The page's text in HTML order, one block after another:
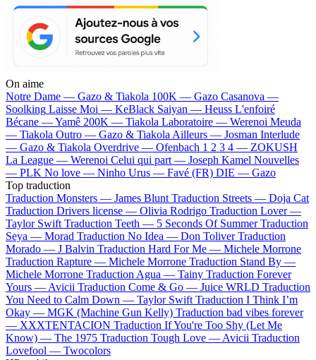
On aime
Notre Dame — Gazo & Tiakola 100K — Gazo Casanova —
Soolking Laisse Moi — KeBlack Saiyan — Heuss L'enfoiré
Bécane —Yamê 200K — Tiakola Laboratoire — Werenoi Meuda
— Tiakola Outro — Gazo & Tiakola Ailleurs — Josman Interlude
— Gazo & Tiakola Overdrive — Ofenbach 1 2 3 4 — ZOKUSH
La League — Werenoi Celui qui part — Joseph Kamel Nouvelles
— PLK No love — Ninho Urus — Favé (FR) DIE — Gazo
Top traduction
Traduction Monsters — James Blunt Traduction Streets — Doja Cat
Traduction Drivers license — Olivia Rodrigo Traduction Lover —
Taylor Swift Traduction Teeth — 5 Seconds Of Summer Traduction
Seya — Morad Traduction No Idea — Don Toliver Traduction
Morado — J Balvin Traduction Hard For Me — Michele Morrone
Traduction Rapture — Michele Morrone Traduction Stand By —
Michele Morrone Traduction Agua — Tainy Traduction Forever
Yours — Avicii Traduction Come & Go — Juice WRLD Traduction
You Need to Calm Down — Taylor Swift Traduction I Think I’m
Okay — MGK (Machine Gun Kelly) Traduction bad vibes forever
— XXXTENTACION Traduction If You're Too Shy (Let Me
Know) — The 1975 Traduction Tough Love — Avicii Traduction
Lovefool — Twocolors